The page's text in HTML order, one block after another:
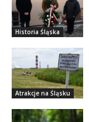
Historia Śląska
Atrakcje na Śląsku